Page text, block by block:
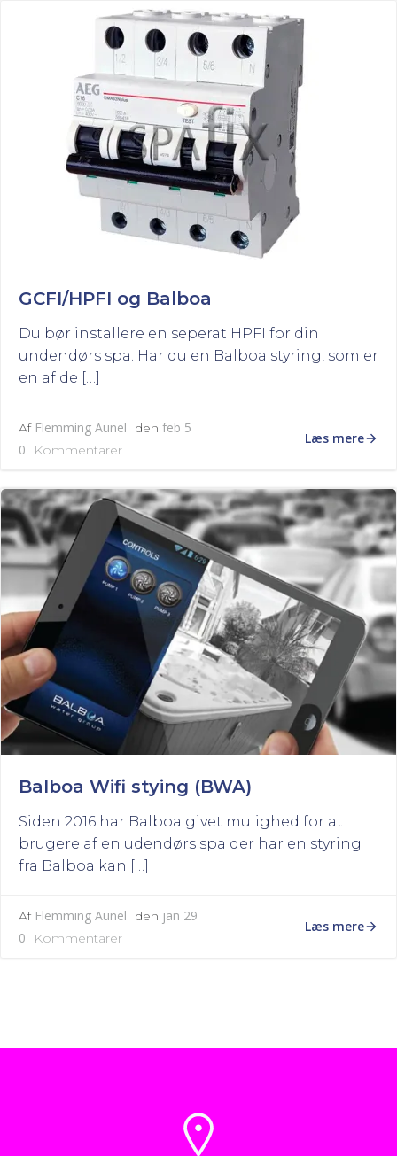
GCFI/HPFI og Balboa
Du bør installere en seperat HPFI for din
undendørs spa. Har du en Balboa styring, som er
en af de […]
Af Flemming Aunel den feb 5
0
Kommentarer
Læs mere
Balboa Wifi stying (BWA)
Siden 2016 har Balboa givet mulighed for at
brugere af en udendørs spa der har en styring
fra Balboa kan […]
Af Flemming Aunel den jan 29
0
Kommentarer
Læs mere